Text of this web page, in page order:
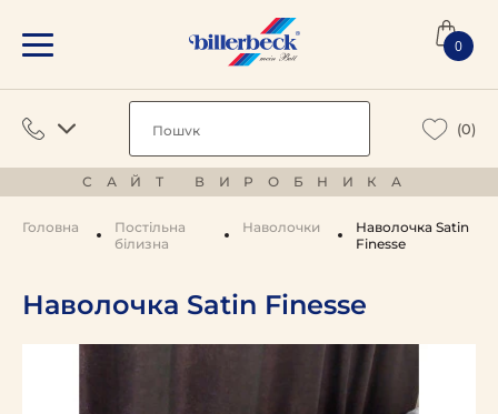
0
(0)
САЙТ ВИРОБНИКА
Головна
Постільна
білизна
Наволочки
Наволочка Satin
Finesse
Наволочка Satin Finesse